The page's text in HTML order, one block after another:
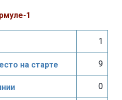
1
1
на старте 9
0